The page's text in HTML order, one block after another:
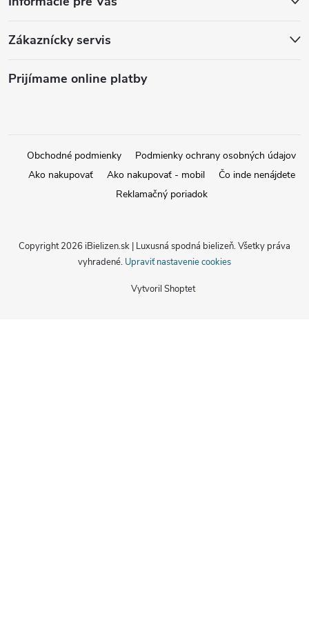
Zákaznícky servis
Prijímame online platby
Obchodné podmienky
Podmienky ochrany osobných údajov
Ako nakupovať
Ako nakupovať - mobil
Čo inde nenájdete
Reklamačný poriadok
Vytvoril Shoptet
Copyright 2026 iBielizen.sk | Luxusná spodná bielizeň. Všetky práva
vyhradené. Upraviť nastavenie cookies